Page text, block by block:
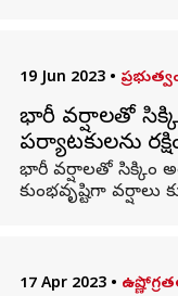
19 Jun 2023 •
భారీ వర్షాలతో
పర్యాటకులను
భారీ వర్షాలతో సిక్కిం
కుంభవృష్టిగా
17 Apr 2023 •